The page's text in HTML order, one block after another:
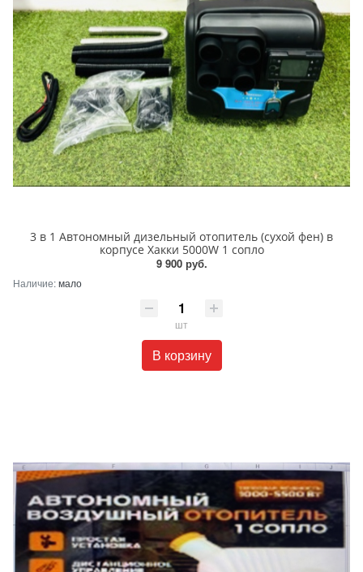
3 в 1 Автономный дизельный отопитель (cухой фен) в
корпусе Хакки 5000W 1 сопло
9 900 руб.
Наличие:мало
шт
В корзину